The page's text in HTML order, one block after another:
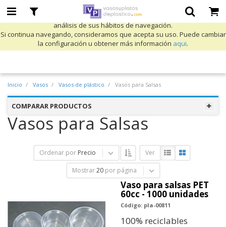
Utilizamos cookies propias y de terceros para mejorar nuestros servicios
y mostrarle publicidad relacionada con sus preferencias mediante el
análisis de sus hábitos de navegación.
Si continua navegando, consideramos que acepta su uso. Puede cambiar
la configuración u obtener más información aqui.
Inicio Vasos Vasos de plástico Vasos para Salsas
COMPARAR PRODUCTOS
Vasos para Salsas
Ordenar por Precio Ver
Mostrar 20 por página
Vaso para salsas PET
60cc - 1000 unidades
Código: pla-00811
100% reciclables